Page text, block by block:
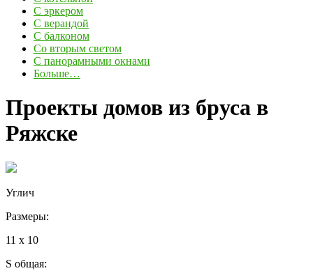
С эркером
С верандой
С балконом
Со вторым светом
С панорамными окнами
Больше…
Проекты домов из бруса в
Ряжске
Углич
Размеры:
11 x 10
S общая: